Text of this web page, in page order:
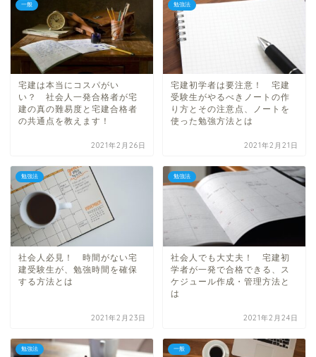
一般
宅建は本当にコスパがい
い？ 社会人一発合格者が宅
建の真の難易度と宅建合格者
の共通点を教えます！
2021年2月26日
勉強法
宅建初学者は要注意！ 宅建
受験生がやるべきノートの作
り方とその注意点、ノートを
使った勉強方法とは
2021年2月21日
勉強法
社会人必見！ 時間がない宅
建受験生が、勉強時間を確保
する方法とは
2021年2月23日
勉強法
社会人でも大丈夫！ 宅建初
学者が一発で合格できる、ス
ケジュール作成・管理方法と
は
2021年2月24日
勉強法 一般